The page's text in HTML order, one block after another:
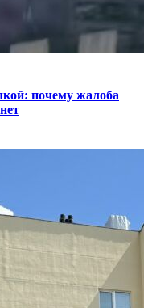
почему жалоба